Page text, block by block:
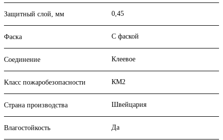
Защитный слой, мм 0,45
Фаска С фаской
Соединение Клеевое
Класс пожаробезопасности КМ2
Страна производства Швейцария
Влагостойкость Да